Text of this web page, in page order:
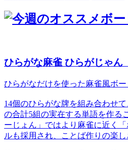
ひらがな麻雀 ひらがじゃん
ひらがなだけを使った麻雀風ボー
14個のひらがな牌を組み合わせ
の合計5組の実在する単語を作る
ーじょん」ではより麻雀に近く
ルも採用され、ことば作りの楽し